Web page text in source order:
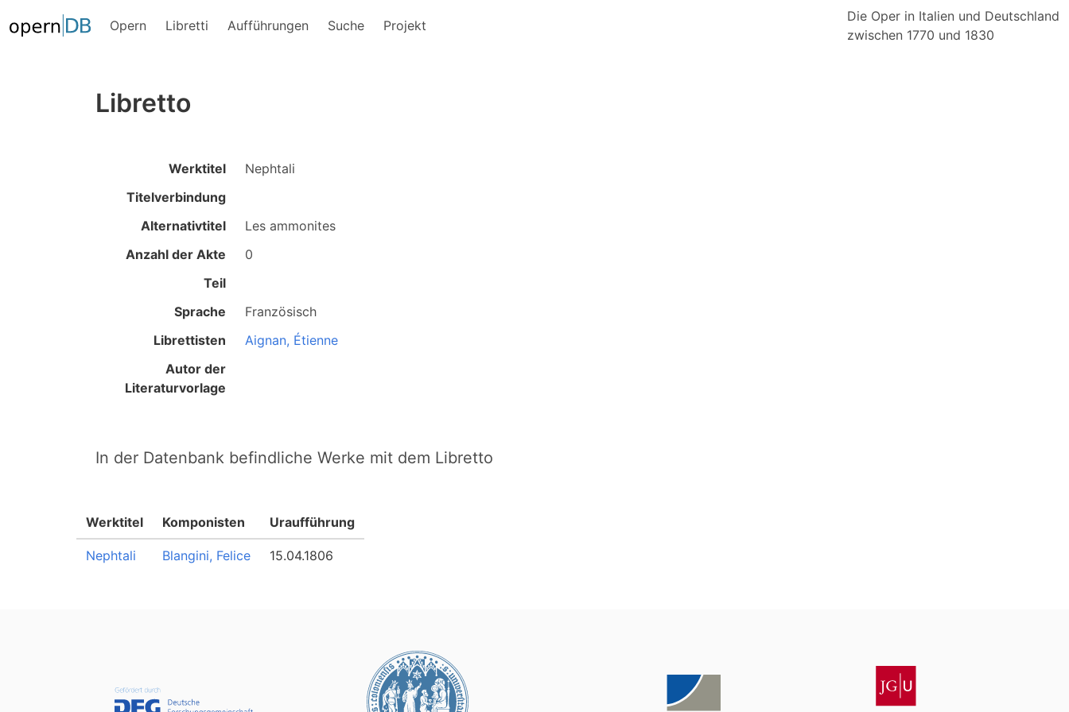
Opern Libretti Aufführungen Suche Projekt
Die Oper in Italien und Deutschland
zwischen 1770 und 1830
Libretto
Werktitel
Nephtali
Titelverbindung
Alternativtitel
Les ammonites
Anzahl der Akte
0
Teil
Sprache
Französisch
Librettisten
Aignan, Étienne
Autor der
Literaturvorlage
In der Datenbank befindliche Werke mit dem Libretto
Werktitel Komponisten Uraufführung
Nephtali Blangini, Felice 15.04.1806